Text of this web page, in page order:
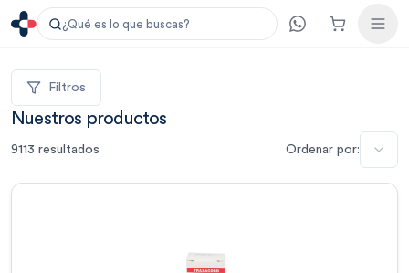
¿Qué es lo que buscas?
Filtros
Nuestros productos
9113 resultados Ordenar por: